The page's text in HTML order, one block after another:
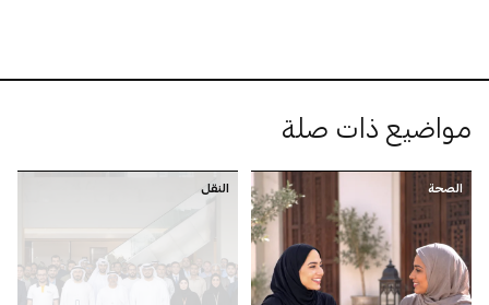
مواضيع ذات صلة
الصحة النقل